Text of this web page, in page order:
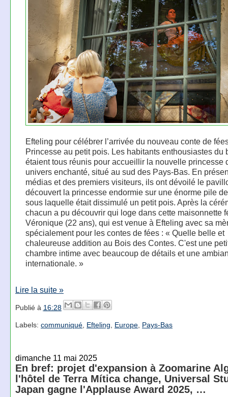
Efteling pour célébrer l’arrivée du nouveau conte de
Princesse au petit pois. Les habitants enthousiastes du
étaient tous réunis pour accueillir la nouvelle princesse
univers enchanté, situé au sud des Pays-Bas. En
médias et des premiers visiteurs, ils ont dévoilé le
découvert la princesse endormie sur une énorme pile
sous laquelle était dissimulé un petit pois. Après la
chacun a pu découvrir qui loge dans cette maisonnette
Véronique (22 ans), qui est venue à Efteling avec sa
spécialement pour les contes de fées : « Quelle belle et
chaleureuse addition au Bois des Contes. C'est une
chambre intime avec beaucoup de détails et une
internationale. »
Lire la suite »
Publié à 16:28
Labels: communiqué, Efteling Europe, Pays-Bas
dimanche 11 mai 2025
En bref: projet d'expansion à Zoomarine
l'hôtel de Terra Mítica change, Universal
Japan gagne l'Applause Award 2025, …